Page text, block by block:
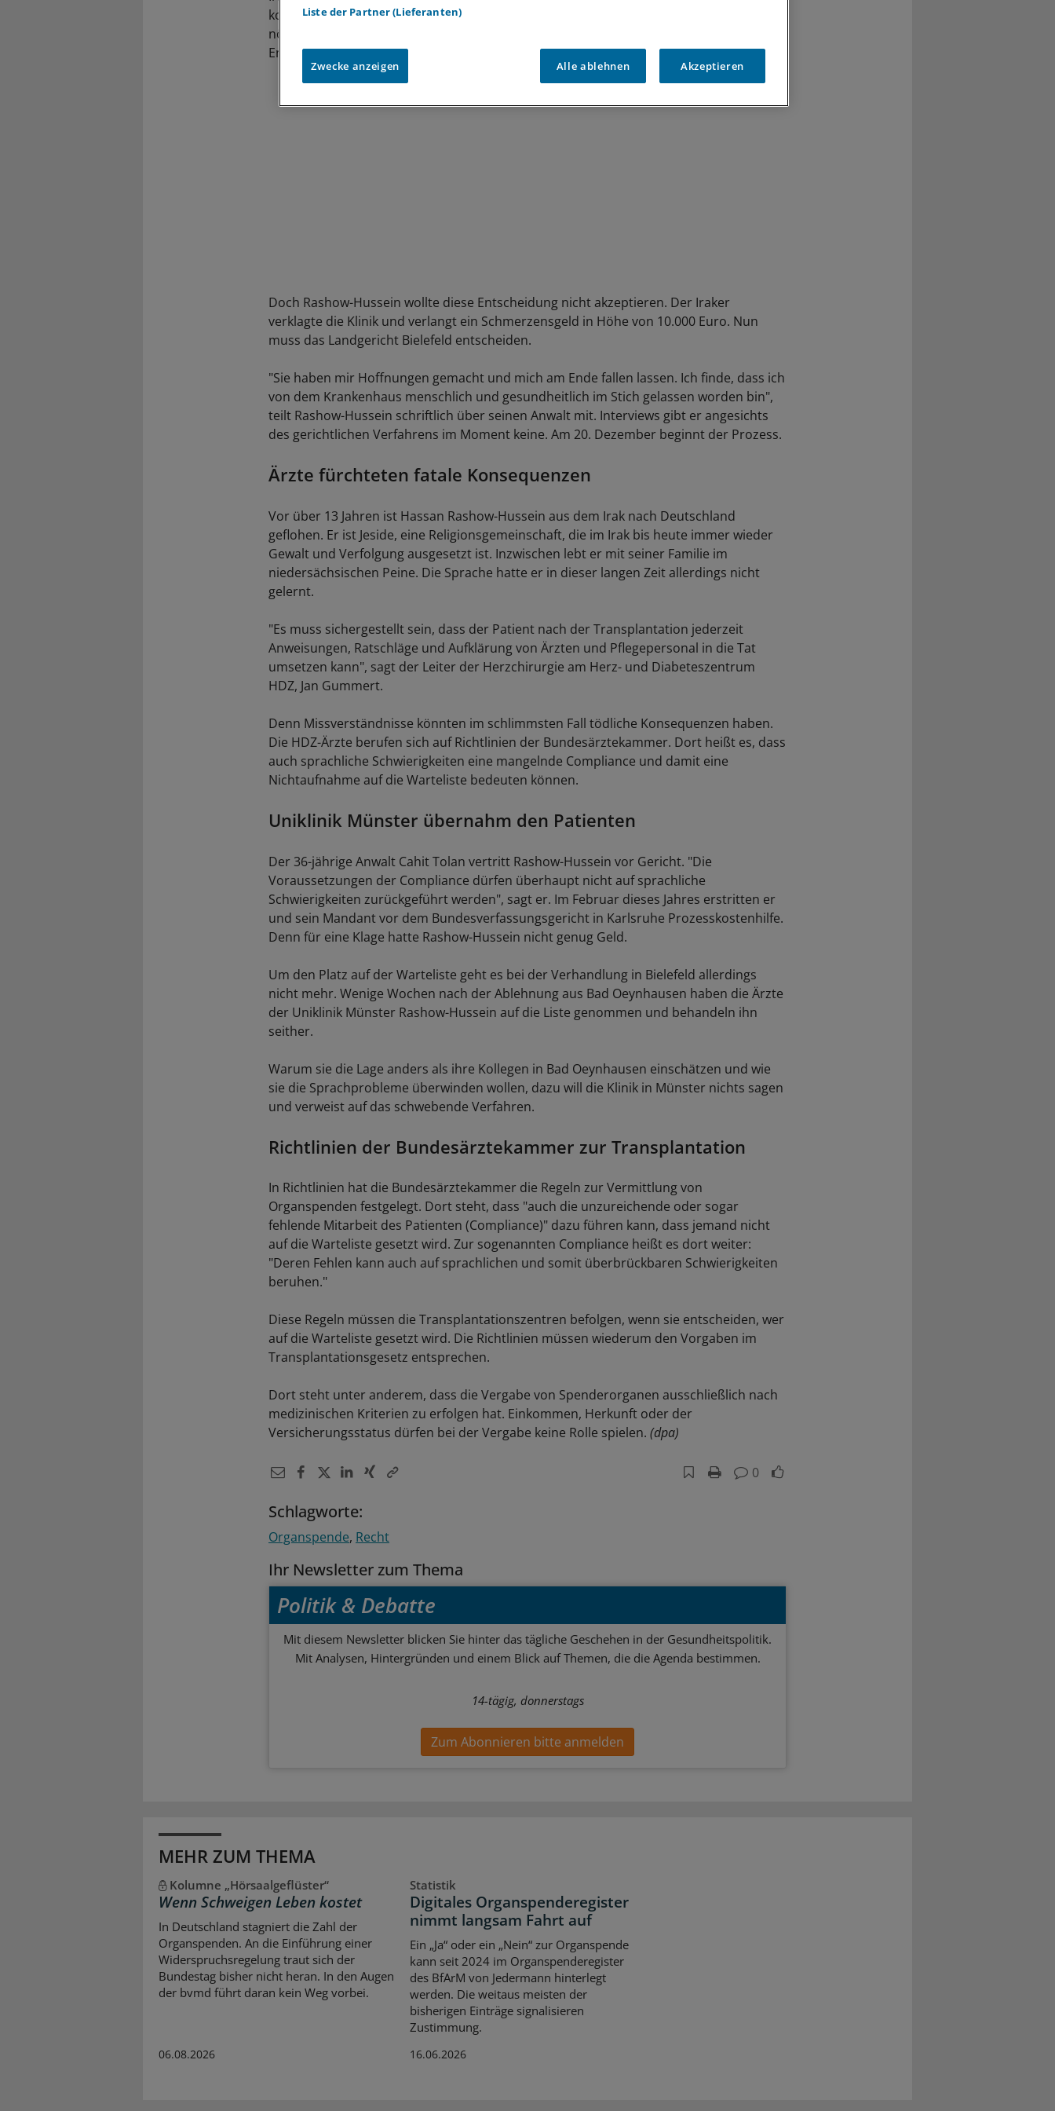
konsequent umsetzen würde, hieß es. Der 62-jährige Iraker erfülle damit nicht die
nötigen Voraussetzungen für eine Transplantation, begründeten die Mediziner ihre
Entscheidung.
Doch Rashow-Hussein wollte diese Entscheidung nicht akzeptieren. Der Iraker
verklagte die Klinik und verlangt ein Schmerzensgeld in Höhe von 10.000 Euro. Nun
muss das Landgericht Bielefeld entscheiden.
"Sie haben mir Hoffnungen gemacht und mich am Ende fallen lassen. Ich finde, dass ich
von dem Krankenhaus menschlich und gesundheitlich im Stich gelassen worden bin",
teilt Rashow-Hussein schriftlich über seinen Anwalt mit. Interviews gibt er angesichts
des gerichtlichen Verfahrens im Moment keine. Am 20. Dezember beginnt der Prozess.
Ärzte fürchteten fatale Konsequenzen
Vor über 13 Jahren ist Hassan Rashow-Hussein aus dem Irak nach Deutschland
geflohen. Er ist Jeside, eine Religionsgemeinschaft, die im Irak bis heute immer wieder
Gewalt und Verfolgung ausgesetzt ist. Inzwischen lebt er mit seiner Familie im
niedersächsischen Peine. Die Sprache hatte er in dieser langen Zeit allerdings nicht
gelernt.
"Es muss sichergestellt sein, dass der Patient nach der Transplantation jederzeit
Anweisungen, Ratschläge und Aufklärung von Ärzten und Pflegepersonal in die Tat
umsetzen kann", sagt der Leiter der Herzchirurgie am Herz- und Diabeteszentrum
HDZ, Jan Gummert.
Denn Missverständnisse könnten im schlimmsten Fall tödliche Konsequenzen haben.
Die HDZ-Ärzte berufen sich auf Richtlinien der Bundesärztekammer. Dort heißt es, dass
auch sprachliche Schwierigkeiten eine mangelnde Compliance und damit eine
Nichtaufnahme auf die Warteliste bedeuten können.
Uniklinik Münster übernahm den Patienten
Der 36-jährige Anwalt Cahit Tolan vertritt Rashow-Hussein vor Gericht. "Die
Voraussetzungen der Compliance dürfen überhaupt nicht auf sprachliche
Schwierigkeiten zurückgeführt werden", sagt er. Im Februar dieses Jahres erstritten er
und sein Mandant vor dem Bundesverfassungsgericht in Karlsruhe Prozesskostenhilfe.
Denn für eine Klage hatte Rashow-Hussein nicht genug Geld.
Um den Platz auf der Warteliste geht es bei der Verhandlung in Bielefeld allerdings
nicht mehr. Wenige Wochen nach der Ablehnung aus Bad Oeynhausen haben die Ärzte
der Uniklinik Münster Rashow-Hussein auf die Liste genommen und behandeln ihn
seither.
Warum sie die Lage anders als ihre Kollegen in Bad Oeynhausen einschätzen und wie
sie die Sprachprobleme überwinden wollen, dazu will die Klinik in Münster nichts sagen
und verweist auf das schwebende Verfahren.
Richtlinien der Bundesärztekammer zur Transplantation
In Richtlinien hat die Bundesärztekammer die Regeln zur Vermittlung von
Organspenden festgelegt. Dort steht, dass "auch die unzureichende oder sogar
fehlende Mitarbeit des Patienten (Compliance)" dazu führen kann, dass jemand nicht
auf die Warteliste gesetzt wird. Zur sogenannten Compliance heißt es dort weiter:
"Deren Fehlen kann auch auf sprachlichen und somit überbrückbaren Schwierigkeiten
beruhen."
Diese Regeln müssen die Transplantationszentren befolgen, wenn sie entscheiden, wer
auf die Warteliste gesetzt wird. Die Richtlinien müssen wiederum den Vorgaben im
Transplantationsgesetz entsprechen.
Dort steht unter anderem, dass die Vergabe von Spenderorganen ausschließlich nach
medizinischen Kriterien zu erfolgen hat. Einkommen, Herkunft oder der
Versicherungsstatus dürfen bei der Vergabe keine Rolle spielen. (dpa)
0
Schlagworte:
Organspende Recht
Ihr Newsletter zum Thema
Politik & Debatte
Mit diesem Newsletter blicken Sie hinter das tägliche Geschehen in der Gesundheitspolitik.
Mit Analysen, Hintergründen und einem Blick auf Themen, die die Agenda bestimmen.
14-tägig, donnerstags
Zum Abonnieren bitte anmelden
MEHR ZUM THEMA
Kolumne „Hörsaalgeflüster“
Wenn Schweigen Leben kostet
In Deutschland stagniert die Zahl der
Organspenden. An die Einführung einer
Widerspruchsregelung traut sich der
Bundestag bisher nicht heran. In den Augen
der bvmd führt daran kein Weg vorbei.
06.08.2026
Statistik
Digitales Organspenderegister
nimmt langsam Fahrt auf
Ein „Ja“ oder ein „Nein“ zur Organspende
kann seit 2024 im Organspenderegister
des BfArM von Jedermann hinterlegt
werden. Die weitaus meisten der
bisherigen Einträge signalisieren
Zustimmung.
16.06.2026
Liste der Partner (Lieferanten)
Zwecke anzeigen Alle ablehnen Akzeptieren